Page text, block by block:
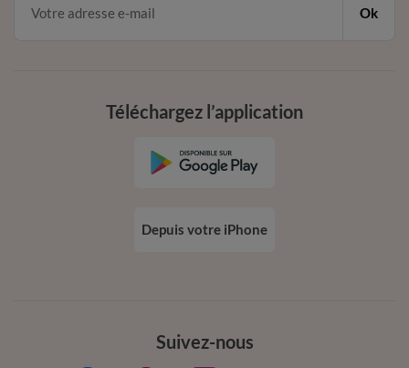
Ok
Suivez-nous
Téléchargez l’application
Depuis votre iPhone